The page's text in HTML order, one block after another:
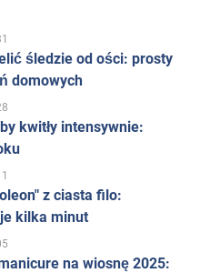
śledzie od ości: prosty
domowych
kwitły intensywnie:
z ciasta filo:
kilka minut
na wiosnę 2025: